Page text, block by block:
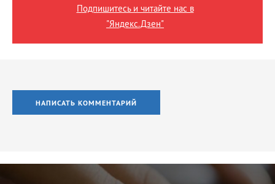
Подпишитесь и читайте нас в
"Яндекс.Дзен"
НАПИСАТЬ КОММЕНТАРИЙ